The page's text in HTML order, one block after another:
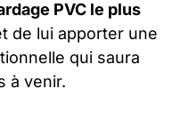
PVC le plus
de lui apporter une
qui saura
à venir.